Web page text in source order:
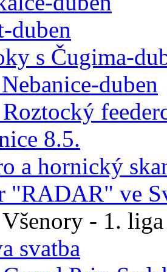
duben
s Čugima-
duben
8.5.
a hornický
"RADAR" ve
- 1. liga
svatba